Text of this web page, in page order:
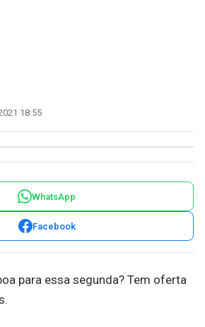
18:55
WhatsApp
Facebook
para essa segunda? Tem oferta